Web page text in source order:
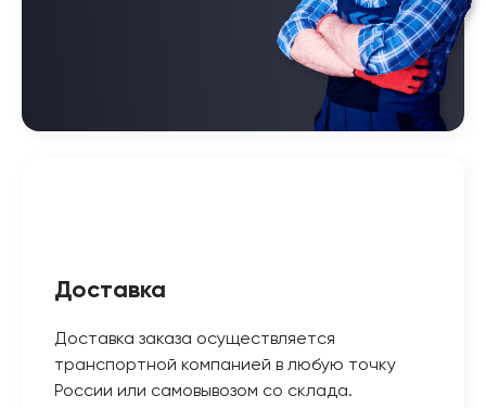
Доставка
Доставка заказа осуществляется
транспортной компанией в любую точку
России или самовывозом со склада.